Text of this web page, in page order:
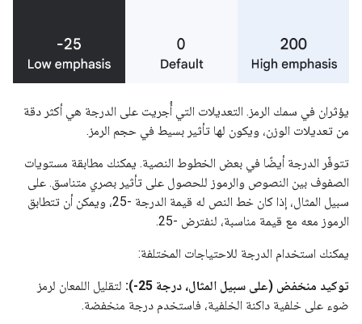
يؤثران في سمك الرمز. التعديلات التي أُجريت على الدرجة هي أكثر دقة
من تعديلات الوزن، ويكون لها تأثير بسيط في حجم الرمز.
تتوفّر الدرجة أيضًا في بعض الخطوط النصية. يمكنك مطابقة مستويات
الصفوف بين النصوص والرموز للحصول على تأثير بصري متناسق. على
سبيل المثال، إذا كان خط النص له قيمة الدرجة -25، ويمكن أن تتطابق
الرموز معه مع قيمة مناسبة، لنفترض -25.
يمكنك استخدام الدرجة للاحتياجات المختلفة:
توكيد منخفض (على سبيل المثال، درجة 25-):
لتقليل اللمعان لرمز
ضوء على خلفية داكنة الخلفية، فاستخدم درجة منخفضة.